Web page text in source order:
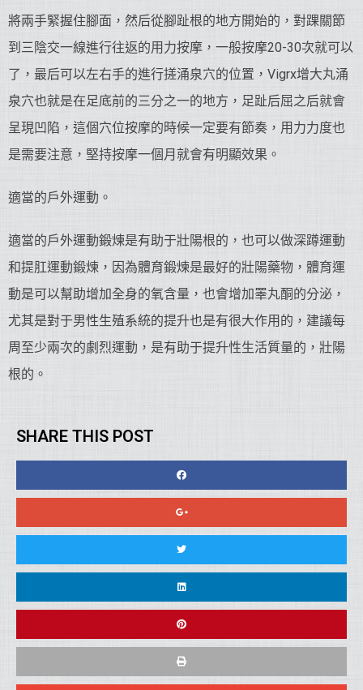
將兩手緊握住腳面，然后從腳趾根的地方開始的，對踝關節
到三陰交一線進行往返的用力按摩，一般按摩20-30次就可以
了，最后可以左右手的進行搓涌泉穴的位置，Vigrx增大丸涌
泉穴也就是在足底前的三分之一的地方，足趾后屈之后就會
呈現凹陷，這個穴位按摩的時候一定要有節奏，用力力度也
是需要注意，堅持按摩一個月就會有明顯效果。
適當的戶外運動。
適當的戶外運動鍛煉是有助于壯陽根的，也可以做深蹲運動
和提肛運動鍛煉，因為體育鍛煉是最好的壯陽藥物，體育運
動是可以幫助增加全身的氧含量，也會增加睪丸酮的分泌，
尤其是對于男性生殖系統的提升也是有很大作用的，建議每
周至少兩次的劇烈運動，是有助于提升性生活質量的，壯陽
根的。
SHARE THIS POST